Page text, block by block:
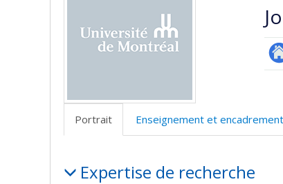
Portrait
Enseignement et encadrement
Expertise de recherche